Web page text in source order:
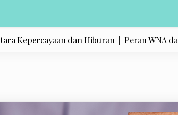
dan Hiburan |Peran WNA dalam